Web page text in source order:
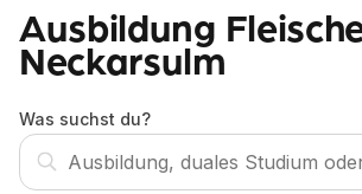
Ausbildung
Neckarsulm
Was suchst du?